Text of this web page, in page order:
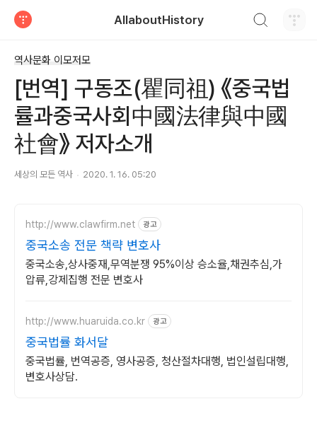
AllaboutHistory
역사문화 이모저모
[번역] 구동조(瞿同祖) 《중국법
률과중국사회中國法律與中國
社會》 저자소개
세상의 모든 역사 2020. 1. 16. 05:20
http://www.clawfirm.net 광고
중국소송 전문 책략 변호사
중국소송,상사중재,무역분쟁 95%이상 승소율,채권추심,가
압류,강제집행 전문 변호사
http://www.huaruida.co.kr 광고
중국법률 화서달
중국법률, 번역공증, 영사공증, 청산절차대행, 법인설립대행,
변호사상담.